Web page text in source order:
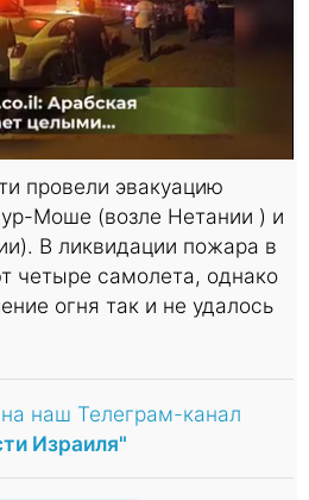
провели эвакуацию
Моше (возле Нетании ) и
В ликвидации пожара в
четыре самолета, однако
огня так и не удалось
наш Телеграм-канал
Израиля"